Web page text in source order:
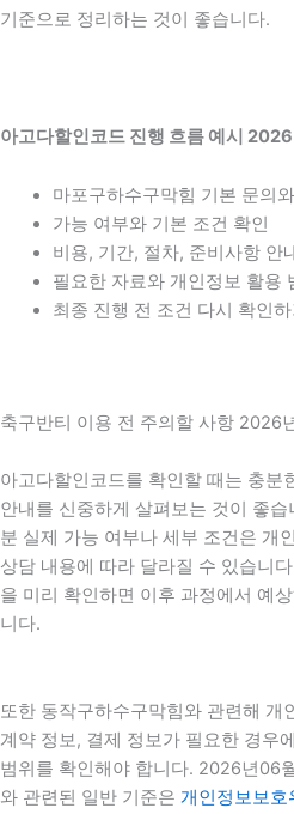
기준으로 정리하는 것이 좋습니다.
아고다할인코드 진행 흐름 예시
마포구하수구막힘 기본 문의
가능 여부와 기본 조건 확인
비용, 기간, 절차, 준비사항 안
필요한 자료와 개인정보 활용
최종 진행 전 조건 다시 확인하
축구반티 이용 전 주의할 사항 2026
아고다할인코드를 확인할 때는 충분
안내를 신중하게 살펴보는 것이 좋
분 실제 가능 여부나 세부 조건은 개
상담 내용에 따라 달라질 수 있습니
을 미리 확인하면 이후 과정에서 예
니다.
또한 동작구하수구막힘와 관련해 개
계약 정보, 결제 정보가 필요한 경우
범위를 확인해야 합니다. 2026년06
와 관련된 일반 기준은 개인정보보호